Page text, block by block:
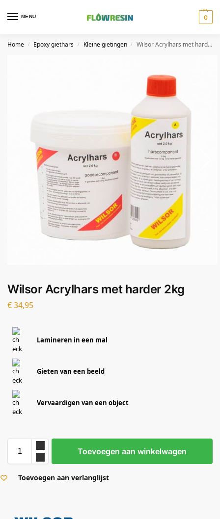
MENU 0
Home / Epoxy giethars / Kleine gietingen / Wilsor Acrylhars met harder 2kg
Wilsor Acrylhars met harder 2kg
€34,95
Lamineren in een mal
Gieten van een beeld
Vervaardigen van een object
Toevoegen aan winkelwagen
Toevoegen aan verlanglijst